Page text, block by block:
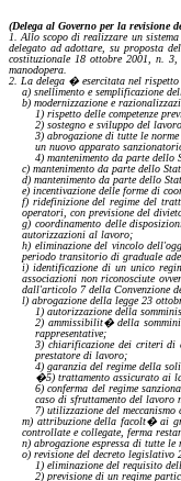
(Delega al Governo per la revisione
1. Allo scopo di realizzare un
delegato ad adottare, su proposta
costituzionale 18 ottobre 2001, n.
manodopera.
2. La delega � esercitata nel rispetto
a) snellimento e semplificazione
b) modernizzazionee
1) rispetto delle competenze
2) sostegno e sviluppo del
3) abrogazione di tutte le
un nuovo apparato
4) mantenimento da parte dello
c) mantenimento da parte dello
d) mantenimento da parte dello
e) incentivazione delle forme di
f) ridefinizionedel regime del
operatori, con previsione del
g) coordinamento delle
autorizzazioni al lavoro;
h) eliminazione del vincolo
periodo transitorio di graduale
i) identificazione di un unico
associazioni non riconosciute
dall'articolo 7 della Convenzione
l) abrogazione della legge 23
1) autorizzazione della
2) ammissibilit� della
rappresentative;
3) chiarificazione dei criteri di
prestatore di lavoro;
4) garanzia del regime della
�5) trattamento assicurato ai
6) conferma del regime
caso di sfruttamento del lavoro
7) utilizzazione del meccanismo
m) attribuzione della facolt� ai
controllate e collegate, ferma
n) abrogazione espressa di tutte le
o) revisionedel decreto legislativo
1) eliminazione del requisito
2) previsione di un regime